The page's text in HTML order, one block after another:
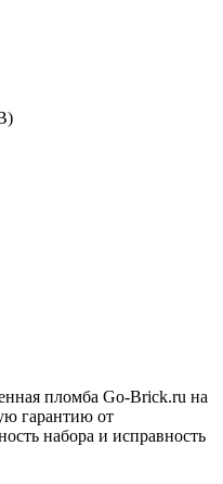
пломба Go-Brick.ru на
гарантию от
набора и исправность